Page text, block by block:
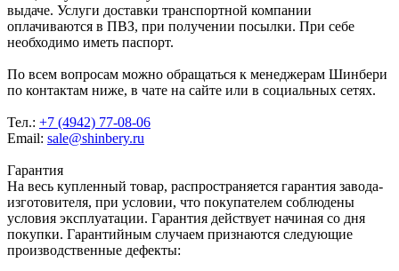
выдаче. Услуги доставки транспортной компании
оплачиваются в ПВЗ, при получении посылки. При себе
необходимо иметь паспорт.
По всем вопросам можно обращаться к менеджерам Шинбери
по контактам ниже, в чате на сайте или в социальных сетях.
Тел.: +7 (4942) 77-08-06
Email: sale@shinbery.ru
Гарантия
На весь купленный товар, распространяется гарантия завода-
изготовителя, при условии, что покупателем соблюдены
условия эксплуатации. Гарантия действует начиная со дня
покупки. Гарантийным случаем признаются следующие
производственные дефекты: